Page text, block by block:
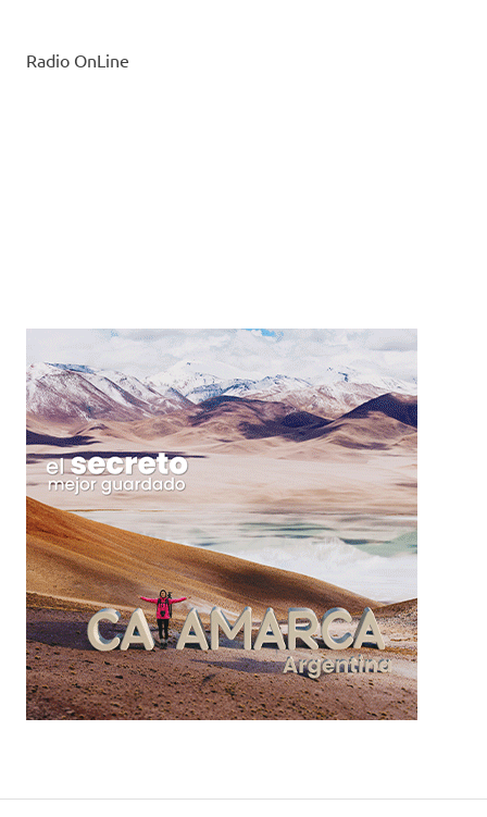
Radio OnLine